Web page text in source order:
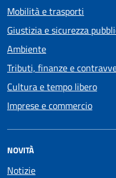
Mobilità e trasporti
Giustizia e sicurezza
Ambiente
Tributi, finanze e
Cultura e tempo libero
Imprese e commercio
NOVITÀ
Notizie